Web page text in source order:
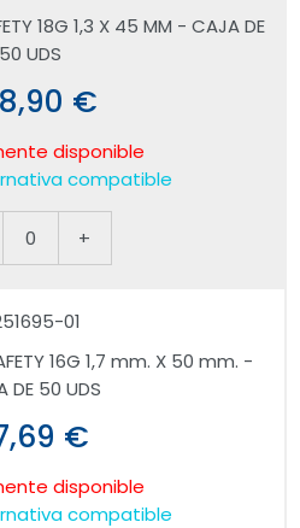
18G 1,3 X 45 MM - CAJA DE
50 UDS
€
disponible
compatible
0 +
01
16G 1,7 mm. X 50 mm. -
DE 50 UDS
€
disponible
compatible